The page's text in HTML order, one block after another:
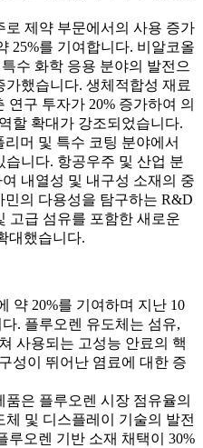
로 제약 부문에서의 사용 증가
25%를 기여합니다. 비알코올
수 화학 응용 분야의 발전으
가했습니다. 생체적합성 재료
구 투자가 20% 증가하여 의
할 확대가 강조되었습니다.
리머 및 특수 코팅 분야에서
습니다. 항공우주 및 산업 분
내열성 및 내구성 소재의 중
의 다용성을 탐구하는 R&D
고급 섬유를 포함한 새로운
대했습니다.
약 20%를 기여하며 지난 10
. 플루오렌 유도체는 섬유,
사용되는 고성능 안료의 핵
성이 뛰어난 염료에 대한 증
품은 플루오렌 시장 점유율의
및 디스플레이 기술의 발전
루오렌 기반 소재 채택이 30%